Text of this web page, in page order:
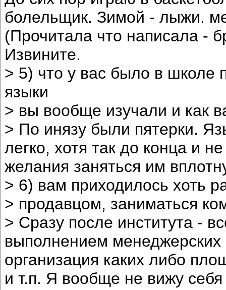
болельщик. Зимой - лыжи.
(Прочитала что написала -
Извините.
> 5) что у вас было в школе
языки
> вы вообще изучали и как
> По инязу были пятерки.
легко, хотя так до конца и
желания заняться им
> 6) вам приходилось хоть
> продавцом, заниматься
> Сразу после института -
выполнением
организация каких либо
и т.п. Я вообще не вижу себя